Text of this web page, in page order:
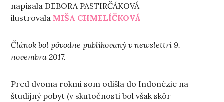
napísala DEBORA PASTIRČÁKOVÁ
ilustrovala MIŠA CHMELÍČKOVÁ
Článok bol pôvodne publikovaný v newslettri 9.
novembra 2017.
Pred dvoma rokmi som odišla do Indonézie na
študijný pobyt (v skutočnosti bol však skôr